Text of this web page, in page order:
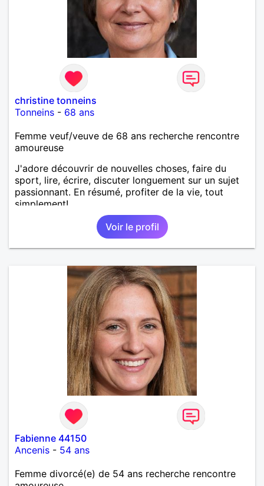
christine tonneins
Tonneins - 68 ans
Femme veuf/veuve de 68 ans recherche rencontre
amoureuse
J'adore découvrir de nouvelles choses, faire du
sport, lire, écrire, discuter longuement sur un sujet
passionnant. En résumé, profiter de la vie, tout
simplement!
Voir le profil
Fabienne 44150
Ancenis - 54 ans
Femme divorcé(e) de 54 ans recherche rencontre